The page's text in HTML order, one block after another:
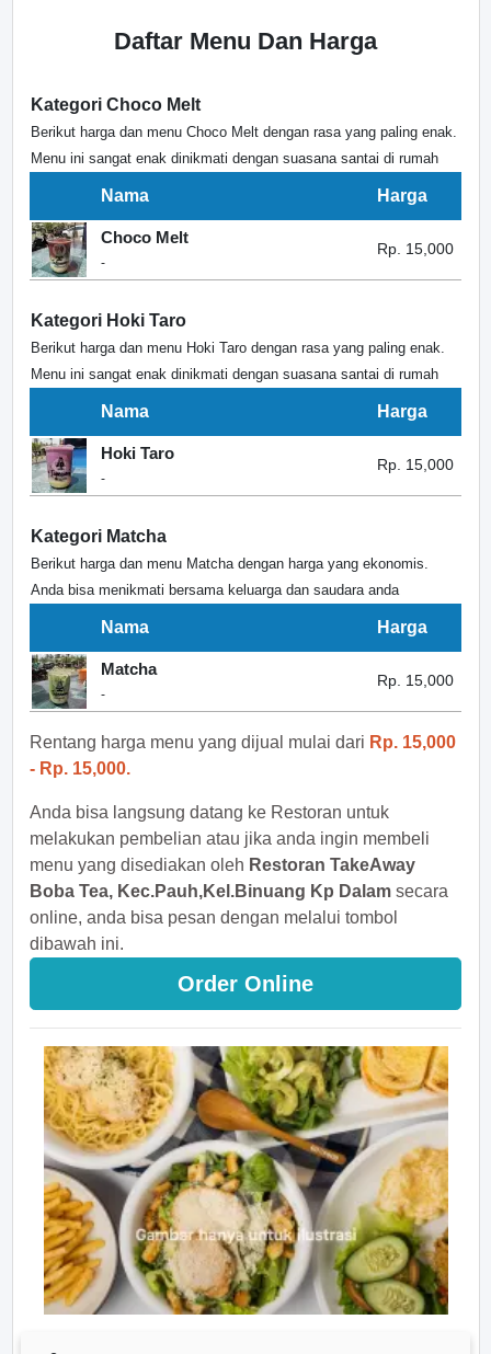
Daftar Menu Dan Harga
Kategori Choco Melt
Berikut harga dan menu Choco Melt dengan rasa yang paling enak.
Menu ini sangat enak dinikmati dengan suasana santai di rumah
Nama Harga
Choco Melt
-
Rp. 15,000
Kategori Hoki Taro
Berikut harga dan menu Hoki Taro dengan rasa yang paling enak.
Menu ini sangat enak dinikmati dengan suasana santai di rumah
Nama Harga
Hoki Taro
-
Rp. 15,000
Kategori Matcha
Berikut harga dan menu Matcha dengan harga yang ekonomis.
Anda bisa menikmati bersama keluarga dan saudara anda
Nama Harga
Matcha
-
Rp. 15,000
Rentang harga menu yang dijual mulai dari Rp. 15,000
- Rp. 15,000.
Anda bisa langsung datang ke Restoran untuk
melakukan pembelian atau jika anda ingin membeli
menu yang disediakan oleh Restoran TakeAway
Boba Tea, Kec.Pauh,Kel.Binuang Kp Dalam secara
online, anda bisa pesan dengan melalui tombol
dibawah ini.
Order Online